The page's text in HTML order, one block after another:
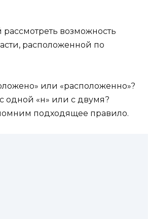
возможность
расположенной по
или «расположенно»?
одной «н» или с двумя?
подходящее правило.